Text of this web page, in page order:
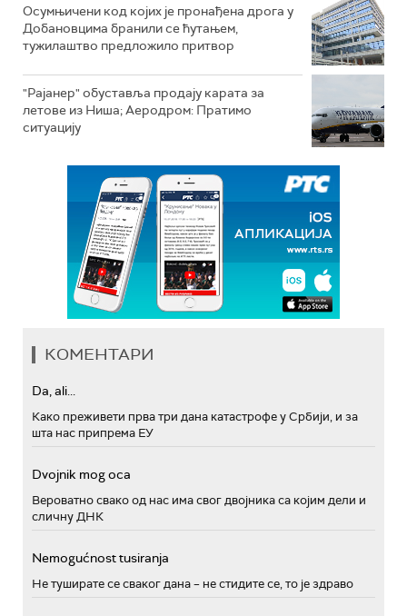
Осумњичени код којих је пронађена дрога у
Добановцима бранили се ћутањем,
тужилаштво предложило притвор
"Рајанер" обуставља продају карата за
летове из Ниша; Аеродром: Пратимо
ситуацију
КОМЕНТАРИ
Da, ali...
Како преживети прва три дана катастрофе у Србији, и за
шта нас припрема ЕУ
Dvojnik mog oca
Вероватно свако од нас има свог двојника са којим дели и
сличну ДНК
Nemogućnost tusiranja
Не туширате се сваког дана – не стидите се, то је здраво